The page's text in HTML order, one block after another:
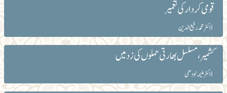
قومی کردار کی تعمیر
ڈاکٹر محمد رفیع الدین
کشمیر، مسلسل بھارتی حملوں کی زد میں
ڈاکٹر ملیحہ لودھی